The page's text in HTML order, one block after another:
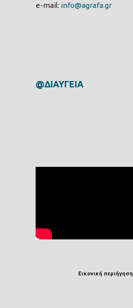
e-mail: info@agrafa.gr
@ΔΙΑΥΓΕΙΑ
Εικονική περιήγηση